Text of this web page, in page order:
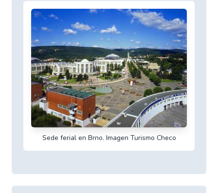
Sede ferial en Brno. Imagen Turismo Checo